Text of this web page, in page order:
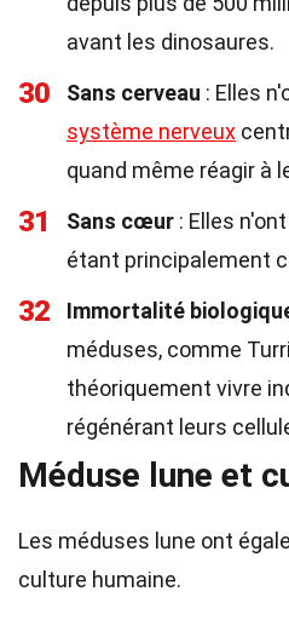
avant les dinosaures.
30 Sans cerveau : Elles
système nerveux
quand même réagir à
31 Sans cœur : Elles
étant principalement
32 Immortalité
méduses, comme
théoriquement vivre
régénérant leurs
Méduse lune et
Les méduses lune ont
culture humaine.